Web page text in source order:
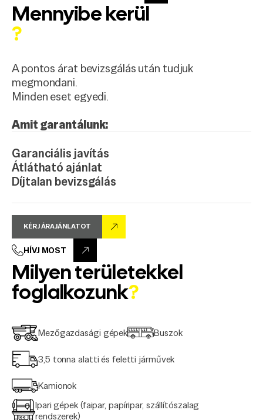
Mennyibe kerül
?
A pontos árat bevizsgálás után tudjuk
megmondani.
Minden eset egyedi.
Amit garantálunk:
Garanciális javítás
Átlátható ajánlat
Díjtalan bevizsgálás
KÉRJ ÁRAJÁNLATOT
HÍVJ MOST
Milyen területekkel
foglalkozunk?
Mezőgazdasági gépek Buszok
3,5 tonna alatti és feletti járművek
Kamionok
Ipari gépek (faipar, papíripar, szállítószalag
rendszerek)